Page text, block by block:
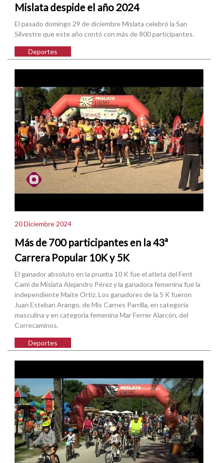
Mislata despide el año 2024
El pasado domingo 29 de diciembre Mislata celebró la San
Silvestre que este año contó con más de 800 participantes.
Deportes
20 Diciembre 2024
Más de 700 participantes en la 43ª
Carrera Popular 10K y 5K
El ganador absoluto en la prueba 10 K fue el atleta del Fent
Camí de Mislata Alejandro Pérez y la ganadora femenina fue la
independiente Maite Ortiz. Los ganadores de la 5 K fueron
Juan Esteban Arango, de Mis Carnes Parrilla, en categoría
masculina y en categoría femenina Mar Ferrer Alarcón, del
Correcaminos.
Deportes